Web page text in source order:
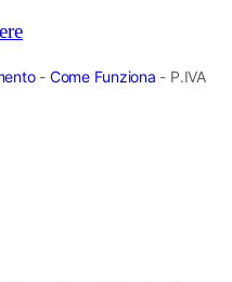
- Come Funziona - P.IVA